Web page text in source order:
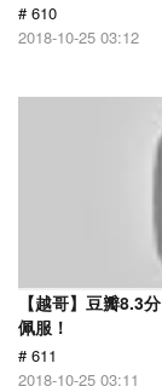
# 610
2018-10-25 03:12
【越哥】豆瓣8.3
佩服！
# 611
2018-10-25 03:11